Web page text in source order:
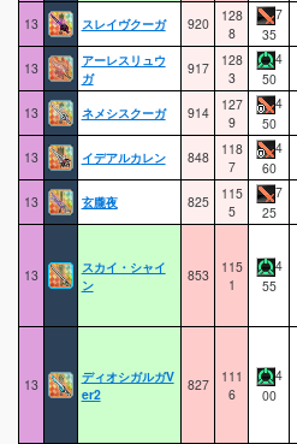
13
スレイヴクーガ 920
128
8
7
35
13
アーレスリュウ
ガ
917
128
3
4
50
13 ネメシスクーガ 914
127
9
4
50
13 イデアルカレン 848
118
7
4
60
13
玄朧夜 825
115
5
7
25
13
スカイ・シャイ
ン
853
115
1
4
55
13
ディオシガルガV
er2
827
111
6
4
00